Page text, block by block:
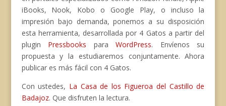
iBooks, Nook, Kobo o Google Play, o incluso la
impresión bajo demanda, ponemos a su disposición
esta herramienta, desarrollada por 4 Gatos a partir del
plugin Pressbooks paraWordPress. Envíenos su
propuesta y la estudiaremos conjuntamente. Ahora
publicar es más fácil con 4 Gatos.
Con ustedes, La Casa de los Figueroa del Castillo de
Badajoz. Que disfruten la lectura.